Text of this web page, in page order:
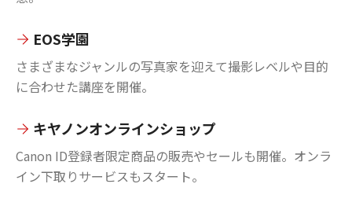
EOS学園
さまざまなジャンルの写真家を迎えて撮影レベルや目的
に合わせた講座を開催。
キヤノンオンラインショップ
Canon ID登録者限定商品の販売やセールも開催。オンラ
イン下取りサービスもスタート。